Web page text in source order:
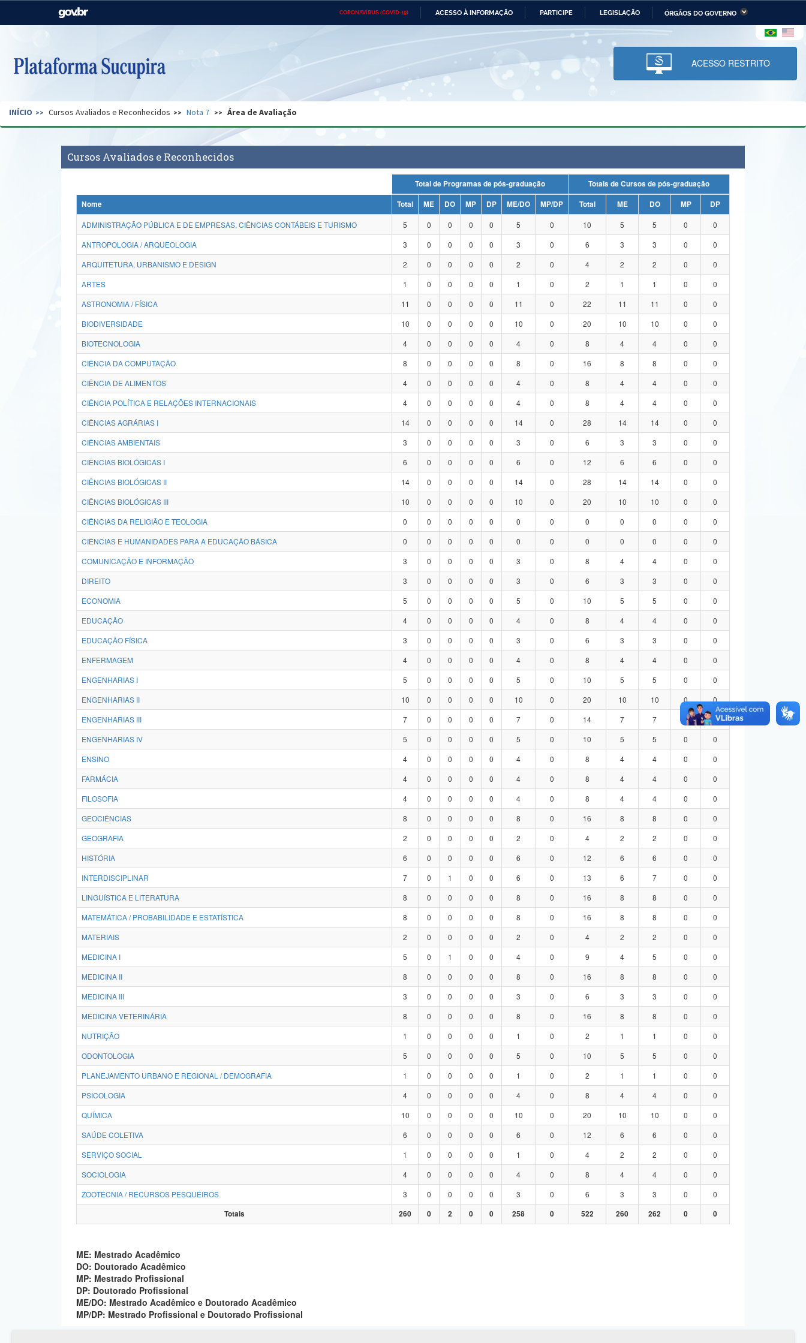
CORONAVÍRUS (COVID-19) ACESSO À INFORMAÇÃO PARTICIPE LEGISLAÇÃO ÓRGÃOS DO GOVERNO
Casa Civil Ministério das Relações Ministério da Economia Ministério da Infraestrutura
Pecuária e Abastecimento
Ministério da Ciência,
Tecnologia, Inovações e
Comunicações
Ministério do Desenvolvimento
Regional e dos Direitos Humanos
Secretaria de Governo Gabinete de Segurança Advocacia-Geral da União Banco Central do Brasil Planalto
ACESSO RESTRITO
INÍCIO Cursos Avaliados e Reconhecidos Nota 7 Área de Avaliação
Cursos Avaliados e Reconhecidos
Total de Programas de pós-graduação
Totais de Cursos de pós-graduação
Nome
Total ME DO MP DP ME/DO MP/DP Total ME DO MP
DP
ADMINISTRAÇÃO PÚBLICA E DE EMPRESAS, CIÊNCIAS CONTÁBEIS E TURISMO
5 0 0 0 0 5 0 10 5 5 0
0
ANTROPOLOGIA / ARQUEOLOGIA
3 0 0 0 0 3 0 6 3 3 0
0
ARQUITETURA, URBANISMO E DESIGN
2 0 0 0 0 2 0 4 2 2 0
0
ARTES
1 0 0 0 0 1 0 2 1 1 0
0
ASTRONOMIA / FÍSICA
11 0 0 0 0 11 0 22 11 11 0
0
BIODIVERSIDADE
10 0 0 0 0 10 0 20 10 10 0
0
BIOTECNOLOGIA
4 0 0 0 0 4 0 8 4 4 0
0
CIÊNCIA DA COMPUTAÇÃO
8 0 0 0 0 8 0 16 8 8 0
0
CIÊNCIA DE ALIMENTOS
4 0 0 0 0 4 0 8 4 4 0
0
CIÊNCIA POLÍTICA E RELAÇÕES INTERNACIONAIS
4 0 0 0 0 4 0 8 4 4 0
0
CIÊNCIAS AGRÁRIAS I
14 0 0 0 0 14 0 28 14 14 0
0
CIÊNCIAS AMBIENTAIS
3 0 0 0 0 3 0 6 3 3 0
0
CIÊNCIAS BIOLÓGICAS I
6 0 0 0 0 6 0 12 6 6 0
0
CIÊNCIAS BIOLÓGICAS II
14 0 0 0 0 14 0 28 14 14 0
0
CIÊNCIAS BIOLÓGICAS III
10 0 0 0 0 10 0 20 10 10 0
0
CIÊNCIAS DA RELIGIÃO E TEOLOGIA
0 0 0 0 0 0 0 0 0 0 0
0
CIÊNCIAS E HUMANIDADES PARA A EDUCAÇÃO BÁSICA
0 0 0 0 0 0 0 0 0 0 0
0
COMUNICAÇÃO E INFORMAÇÃO
3 0 0 0 0 3 0 8 4 4 0
0
DIREITO
3 0 0 0 0 3 0 6 3 3 0
0
ECONOMIA
5 0 0 0 0 5 0 10 5 5 0
0
EDUCAÇÃO
4 0 0 0 0 4 0 8 4 4 0
0
EDUCAÇÃO FÍSICA
3 0 0 0 0 3 0 6 3 3 0
0
ENFERMAGEM
4 0 0 0 0 4 0 8 4 4 0
0
ENGENHARIAS I
5 0 0 0 0 5 0 10 5 5 0
0
ENGENHARIAS II
10 0 0 0 0 10 0 20 10 10 0
0
ENGENHARIAS III
7 0 0 0 0 7 0 14 7 7 0
0
ENGENHARIAS IV
5 0 0 0 0 5 0 10 5 5 0
0
ENSINO
4 0 0 0 0 4 0 8 4 4 0
0
FARMÁCIA
4 0 0 0 0 4 0 8 4 4 0
0
FILOSOFIA
4 0 0 0 0 4 0 8 4 4 0
0
GEOCIÊNCIAS
8 0 0 0 0 8 0 16 8 8 0
0
GEOGRAFIA
2 0 0 0 0 2 0 4 2 2 0
0
HISTÓRIA
6 0 0 0 0 6 0 12 6 6 0
0
INTERDISCIPLINAR
7 0 1 0 0 6 0 13 6 7 0
0
LINGUÍSTICA E LITERATURA
8 0 0 0 0 8 0 16 8 8 0
0
MATEMÁTICA / PROBABILIDADE E ESTATÍSTICA
8 0 0 0 0 8 0 16 8 8 0
0
MATERIAIS
2 0 0 0 0 2 0 4 2 2 0
0
MEDICINA I
5 0 1 0 0 4 0 9 4 5 0
0
MEDICINA II
8 0 0 0 0 8 0 16 8 8 0
0
MEDICINA III
3 0 0 0 0 3 0 6 3 3 0
0
MEDICINA VETERINÁRIA
8 0 0 0 0 8 0 16 8 8 0
0
NUTRIÇÃO
1 0 0 0 0 1 0 2 1 1 0
0
ODONTOLOGIA
5 0 0 0 0 5 0 10 5 5 0
0
PLANEJAMENTO URBANO E REGIONAL / DEMOGRAFIA
1 0 0 0 0 1 0 2 1 1 0
0
PSICOLOGIA
4 0 0 0 0 4 0 8 4 4 0
0
QUÍMICA
10 0 0 0 0 10 0 20 10 10 0
0
SAÚDE COLETIVA
6 0 0 0 0 6 0 12 6 6 0
0
SERVIÇO SOCIAL
1 0 0 0 0 1 0 4 2 2 0
0
SOCIOLOGIA
4 0 0 0 0 4 0 8 4 4 0
0
ZOOTECNIA / RECURSOS PESQUEIROS
3 0 0 0 0 3 0 6 3 3 0
0
Totais
260 0 2 0 0 258 0 522 260 262 0 0
ME: Mestrado Acadêmico
DO: Doutorado Acadêmico
MP: Mestrado Profissional
DP: Doutorado Profissional
ME/DO: Mestrado Acadêmico e Doutorado Acadêmico
MP/DP: Mestrado Profissional e Doutorado Profissional